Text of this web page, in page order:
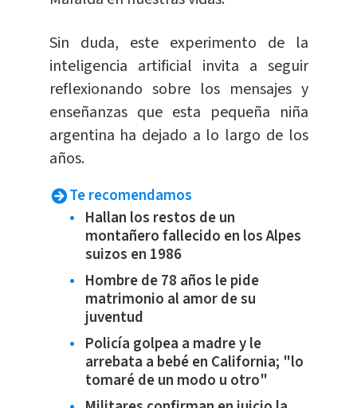
Sin duda, este experimento de la
inteligencia artificial invita a seguir
reflexionando sobre los mensajes y
enseñanzas que esta pequeña niña
argentina ha dejado a lo largo de los
años.
Te recomendamos
Hallan los restos de un
montañero fallecido en los Alpes
suizos en 1986
Hombre de 78 años le pide
matrimonio al amor de su
juventud
Policía golpea a madre y le
arrebata a bebé en California; "lo
tomaré de un modo u otro"